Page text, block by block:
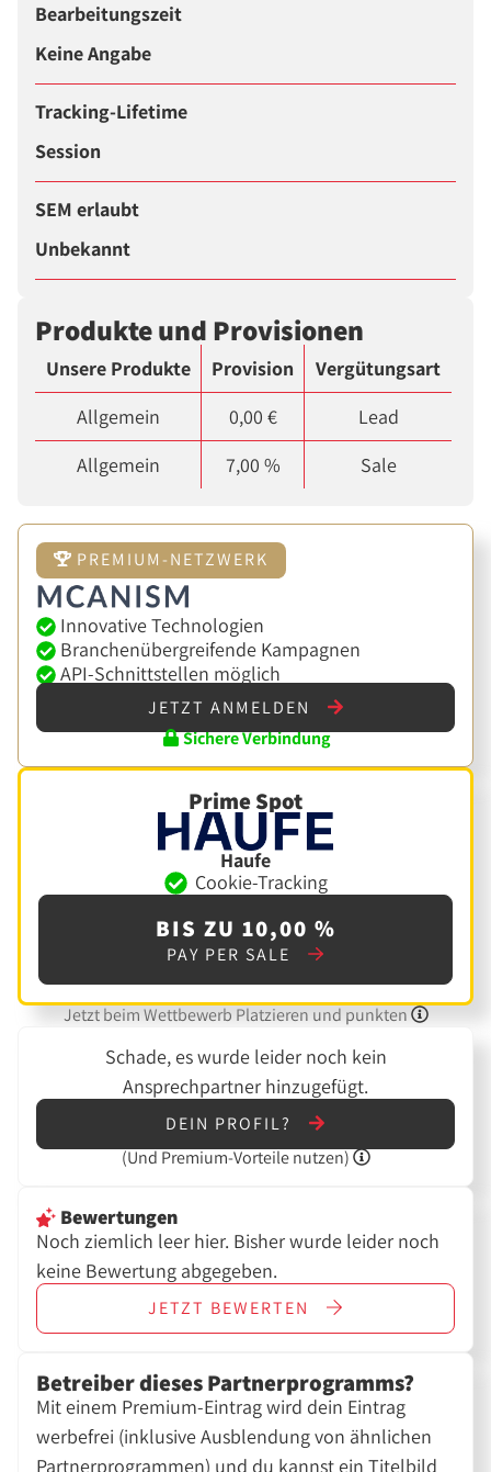
Bearbeitungszeit
Keine Angabe
Tracking-Lifetime
Session
SEM erlaubt
Unbekannt
Produkte und Provisionen
Unsere Produkte Provision
Vergütungsart
Allgemein
0,00 €
Lead
Allgemein
7,00 % Sale
PREMIUM-NETZWERK
Innovative Technologien
Branchenübergreifende Kampagnen
API-Schnittstellen möglich
JETZT ANMELDEN
Sichere Verbindung
Prime Spot
Haufe
Cookie-Tracking
BIS ZU 10,00 %
PAY PER SALE
Jetzt beim Wettbewerb Platzieren und punkten
Schade, es wurde leider noch kein
Ansprechpartner hinzugefügt.
DEIN PROFIL?
(UndPremium-Vorteile nutzen)
Bewertungen
Noch ziemlich leer hier. Bisher wurde leider noch
keine Bewertung abgegeben.
JETZT BEWERTEN
Betreiber dieses Partnerprogramms?
Mit einem Premium-Eintrag wird dein Eintrag
werbefrei (inklusive Ausblendung von ähnlichen
Partnerprogrammen) und du kannst ein Titelbild